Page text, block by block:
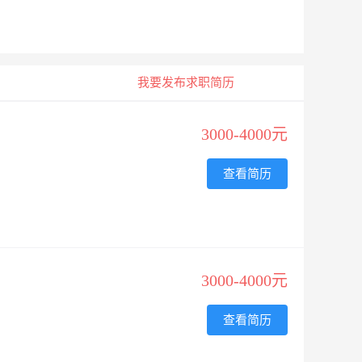
我要发布求职简历
3000-4000元
查看简历
3000-4000元
查看简历